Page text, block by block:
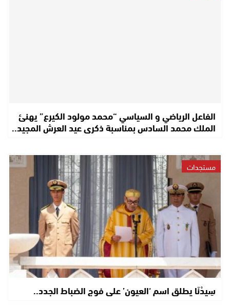
الفاعل الرياضي و السياسي “محمد مولود الكيرع” يهنئ
الملك محمد السادس بمناسبة ذكرى عيد العرش المجيد..
مستجدات
سِيدْنَا يطلق اسم ‘العيون’ على فوج الضباط الجدد..